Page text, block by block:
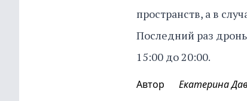
пространств, а в
Последний раз
15:00 до 20:00.
Автор Екатерина